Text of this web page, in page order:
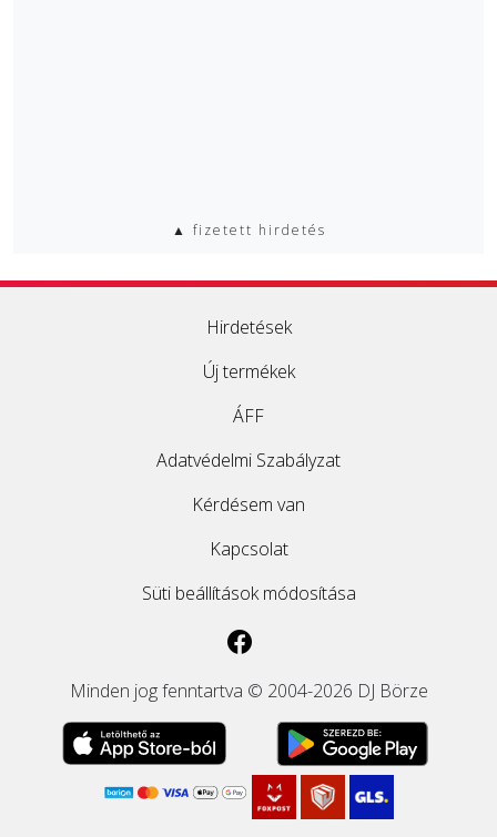
▲ fizetett hirdetés
Hirdetések
Új termékek
ÁFF
Adatvédelmi Szabályzat
Kérdésem van
Kapcsolat
Süti beállítások módosítása
Minden jog fenntartva © 2004-2026 DJ Börze